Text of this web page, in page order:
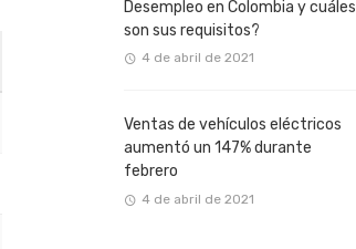
Desempleo en Colombia y cuáles
son sus requisitos?
4 de abril de 2021
Ventas de vehículos eléctricos
aumentó un 147% durante
febrero
4 de abril de 2021